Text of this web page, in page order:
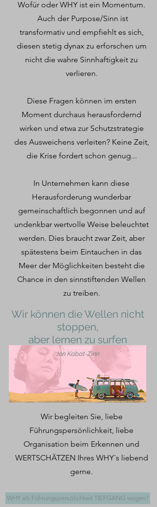
Wofür oder WHY ist ein Momentum.
Auch der Purpose/Sinn ist
transformativ und empfiehlt es sich,
diesen stetig dynax zu erforschen um
nicht die wahre Sinnhaftigkeit zu
verlieren.
Diese Fragen können im ersten
Moment durchaus herausfordernd
wirken und etwa zur Schutzstrategie
des Ausweichens verleiten? Keine Zeit,
die Krise fordert schon genug...
In Unternehmen kann diese
Herausforderung wunderbar
gemeinschaftlich begonnen und auf
undenkbar wertvolle Weise beleuchtet
werden. Dies braucht zwar Zeit, aber
spätestens beim Eintauchen in das
Meer der Möglichkeiten besteht die
Chance in den sinnstiftenden Wellen
zu treiben.
Wir begleiten Sie, liebe
Führungspersönlichkeit, liebe
Organisation beim Erkennen und
WERTSCHÄTZEN Ihres WHY´s liebend
gerne.
WHY als Führungspersölichkeit TIEFGANG wagen?
Wir können die Wellen nicht
stoppen,
aber lernen zu surfen
Jon Kabat-Zinn